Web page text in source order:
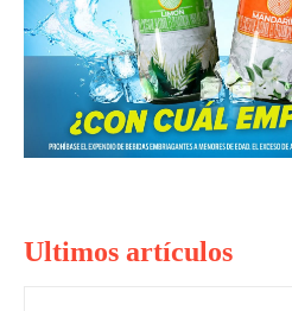
Ultimos artículos